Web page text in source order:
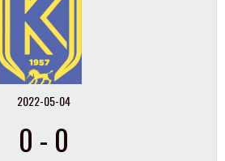
2022-05-04
0 - 0